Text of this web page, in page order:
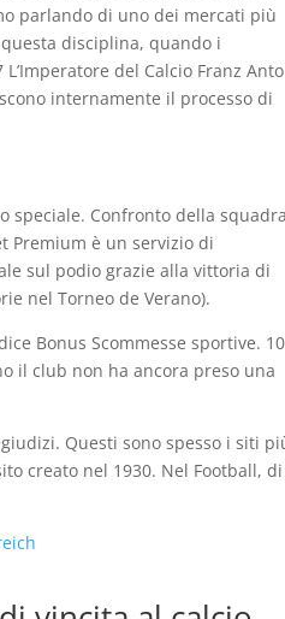
parlando di uno dei mercati più
disciplina, quando i
del Calcio Franz
internamente il processo di
speciale. Confronto della
Premium è un servizio di
sul podio grazie alla vittoria di
nel Torneo de Verano).
Bonus Scommesse sportive. 10
il club non ha ancora preso una
Questi sono spesso i siti
creato nel 1930. Nel Football, di